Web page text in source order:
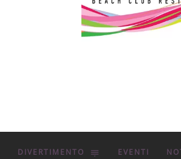
DIVERTIMENTO EVENTI